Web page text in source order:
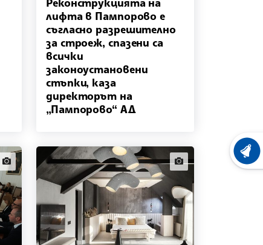
лифта в Пампорово е
съгласно разрешително
за строеж, спазени са
всички
законоустановени
стъпки, каза
директорът на
„Пампорово“ АД
news.images news.images